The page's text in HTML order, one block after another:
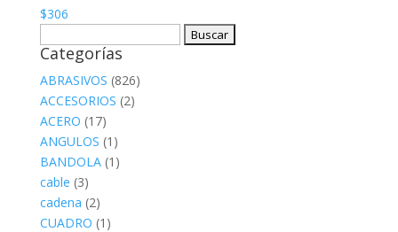
$306
Categorías
ABRASIVOS (826)
ACCESORIOS (2)
ACERO (17)
ANGULOS (1)
BANDOLA (1)
cable (3)
cadena (2)
CUADRO (1)